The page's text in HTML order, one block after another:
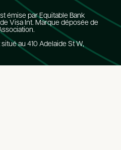
émise par Equitable Bank
Visa Int. Marque déposée de
au 410 Adelaide St W,